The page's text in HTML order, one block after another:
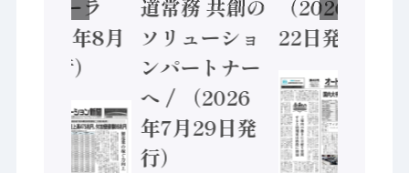
ントローラ
（2026年8月
5日発行）
道常務 共創の
ソリューショ
ンパートナー
へ / （2026
年7月29日発
行）
（2026年7月
22日発行）